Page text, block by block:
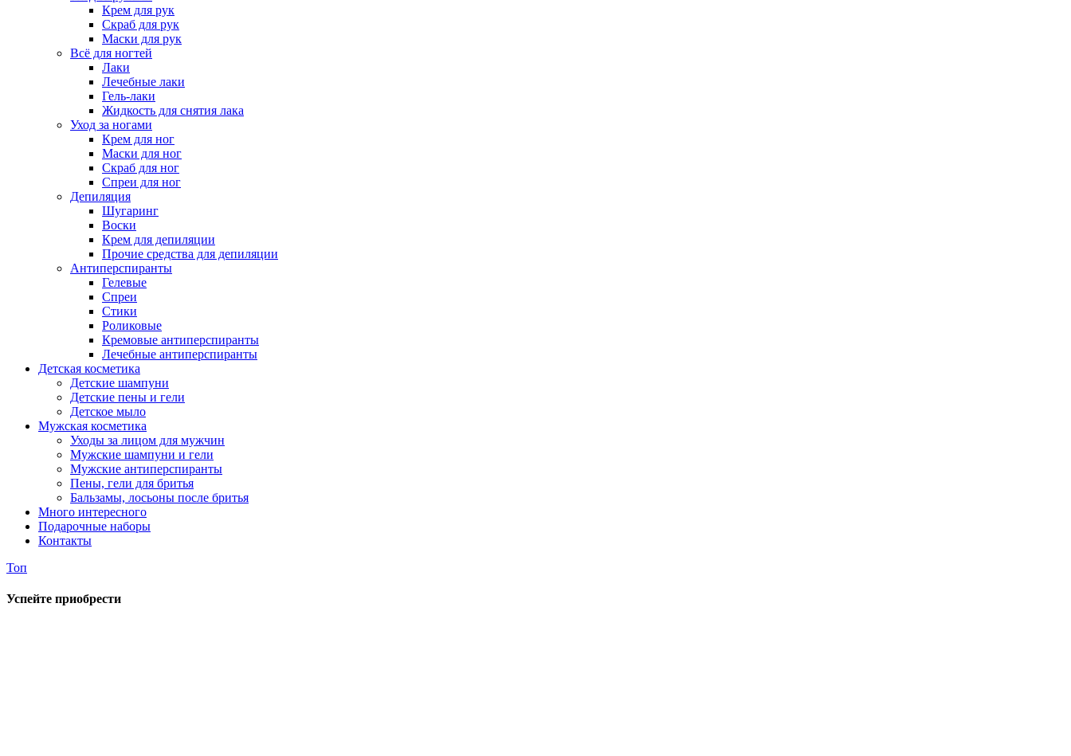
Крем для рук
Скраб для рук
Маски для рук
Всё для ногтей
Лаки
Лечебные лаки
Гель-лаки
Жидкость для снятия лака
Уход за ногами
Крем для ног
Маски для ног
Скраб для ног
Спреи для ног
Депиляция
Шугаринг
Воски
Крем для депиляции
Прочие средства для депиляции
Антиперспиранты
Гелевые
Спреи
Стики
Роликовые
Кремовые антиперспиранты
Лечебные антиперспиранты
Детская косметика
Детские шампуни
Детские пены и гели
Детское мыло
Мужская косметика
Уходы за лицом для мужчин
Мужские шампуни и гели
Мужские антиперспиранты
Пены, гели для бритья
Бальзамы, лосьоны после бритья
Много интересного
Подарочные наборы
Контакты
Топ
Успейте приобрести